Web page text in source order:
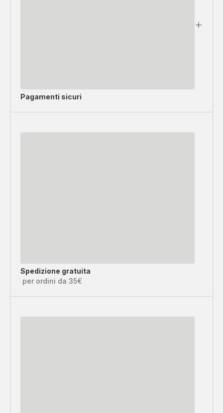
Pagamenti sicuri
Spedizione gratuita
per ordini da 35€